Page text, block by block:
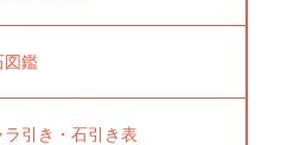
図鑑
ラ引き・石引き表